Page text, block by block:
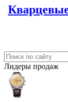
Лидеры продаж